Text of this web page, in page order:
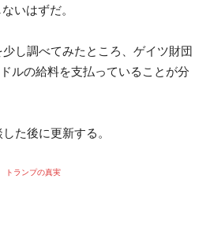
いはずだ。
し調べてみたところ、ゲイツ財団
ルの給料を支払っていることが分
た後に更新する。
トランプの真実